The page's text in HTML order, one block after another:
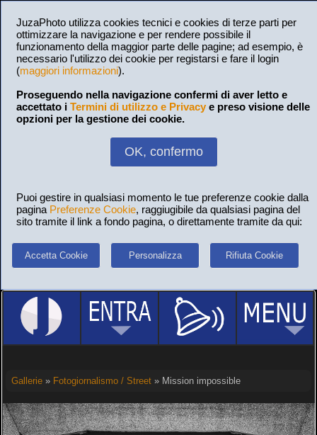
JuzaPhoto utilizza cookies tecnici e cookies di terze parti per
ottimizzare la navigazione e per rendere possibile il
funzionamento della maggior parte delle pagine; ad esempio, è
necessario l'utilizzo dei cookie per registarsi e fare il login
(maggiori informazioni).
Proseguendo nella navigazione confermi di aver letto e
accettato i Termini di utilizzo e Privacy e preso visione delle
opzioni per la gestione dei cookie.
OK, confermo
Puoi gestire in qualsiasi momento le tue preferenze cookie dalla
pagina Preferenze Cookie, raggiugibile da qualsiasi pagina del
sito tramite il link a fondo pagina, o direttamente tramite da qui:
Accetta Cookie Personalizza Rifiuta Cookie
Gallerie» Fotogiornalismo / Street» Mission impossible